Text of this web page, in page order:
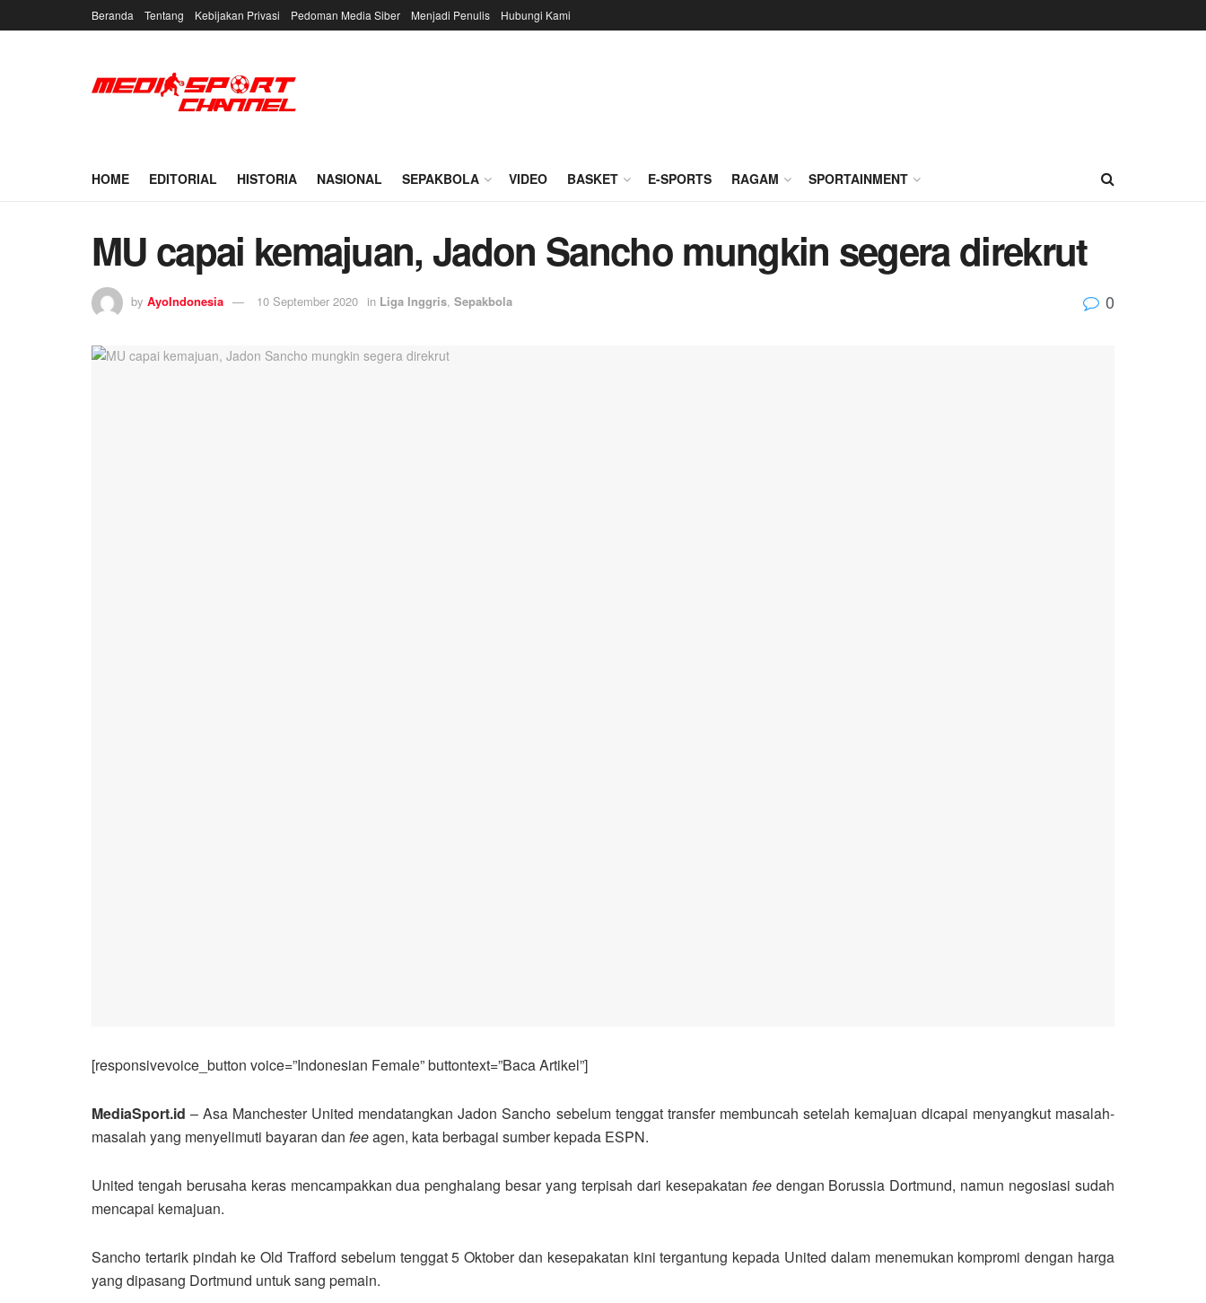
Beranda Tentang Kebijakan Privasi Pedoman Media Siber Menjadi Penulis Hubungi Kami
HOME EDITORIAL HISTORIA NASIONAL SEPAKBOLA VIDEO BASKET E-SPORTS RAGAM SPORTAINMENT
MU capai kemajuan, Jadon Sancho mungkin segera direkrut
by AyoIndonesia 10 September 2020 in Liga Inggris, Sepakbola 0
[responsivevoice_button voice=”Indonesian Female” buttontext=”Baca Artikel”]
MediaSport.id – Asa Manchester United mendatangkan Jadon Sancho sebelum tenggat transfer membuncah setelah kemajuan dicapai menyangkut masalah-
masalah yang menyelimuti bayaran dan feeagen, kata berbagai sumber kepada ESPN.
United tengah berusaha keras mencampakkan dua penghalang besar yang terpisah dari kesepakatan feedengan Borussia Dortmund, namun negosiasi sudah
mencapai kemajuan.
Sancho tertarik pindah ke Old Trafford sebelum tenggat 5 Oktober dan kesepakatan kini tergantung kepada United dalam menemukan kompromi dengan harga
yang dipasang Dortmund untuk sang pemain.